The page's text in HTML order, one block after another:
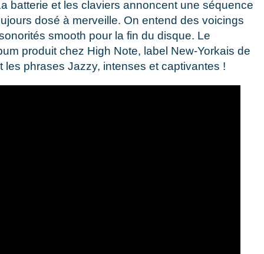
batterie et les claviers annoncent une séquence
dosé à merveille. On entend des voicings
smooth pour la fin du disque. Le
produit chez High Note, label New-Yorkais de
phrases Jazzy, intenses et captivantes !